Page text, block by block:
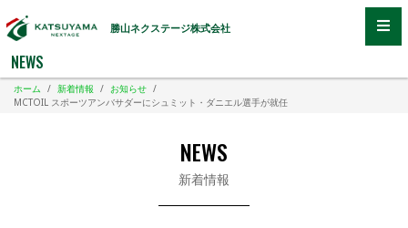
勝山ネクステージ株式会社
NEWS
ホーム / 新着情報 / お知らせ /
MCTOIL スポーツアンバサダーにシュミット・ダニエル選手が就任
NEWS
新着情報